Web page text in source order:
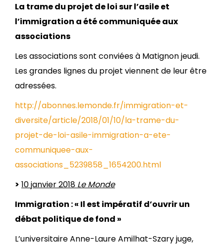
La trame du projet de loi sur l’asile et
l’immigration a été communiquée aux
associations
Les associations sont conviées à Matignon jeudi.
Les grandes lignes du projet viennent de leur être
adressées.
http://abonnes.lemonde.fr/immigration-et-
diversite/article/2018/01/10/la-trame-du-
projet-de-loi-asile-immigration-a-ete-
communiquee-aux-
associations_5239858_1654200.html
> 10 janvier 2018 Le Monde
Immigration : « Il est impératif d’ouvrir un
débat politique de fond »
L’universitaire Anne-Laure Amilhat-Szary juge,